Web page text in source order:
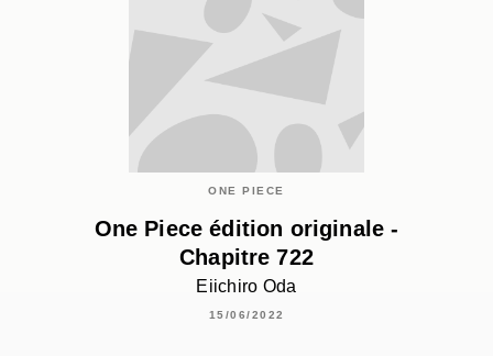
ONE PIECE
One Piece édition originale -
Chapitre 722
Eiichiro Oda
15/06/2022